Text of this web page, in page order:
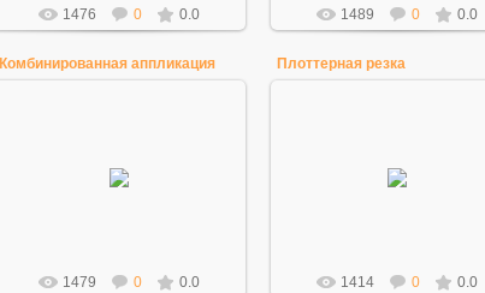
1476 0 0.0 1489 0 0.0
Комбинированная аппликация
1479 0 0.0
Плоттерная резка
1414 0 0.0